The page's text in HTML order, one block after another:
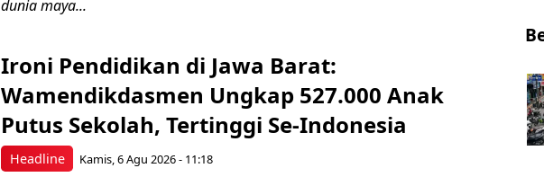
dunia maya...
Headline
Ironi Pendidikan di Jawa Barat:
Wamendikdasmen Ungkap 527.000 Anak
Putus Sekolah, Tertinggi Se-Indonesia
Kamis, 6 Agu 2026 - 11:18